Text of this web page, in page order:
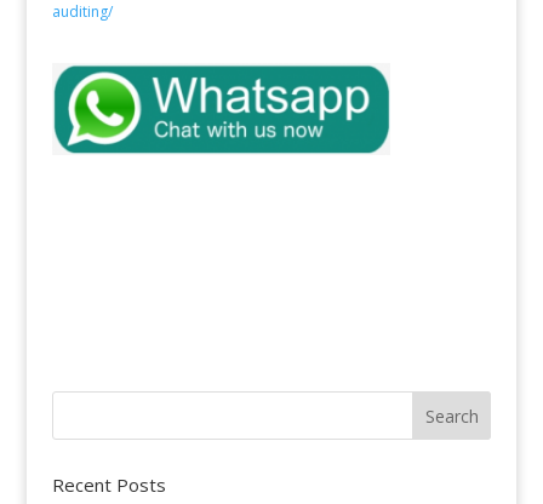
auditing/
Recent Posts